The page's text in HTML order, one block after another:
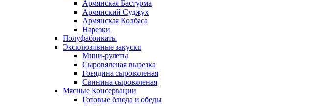
Армянская Бастурма
Армянский Суджух
Армянская Колбаса
Нарезки
Полуфабрикаты
Эксклюзивные закуски
Мини-рулеты
Сыровяленая вырезка
Говядина сыровяленая
Свинина сыровяленая
Мясные Консервации
Готовые блюда и обеды